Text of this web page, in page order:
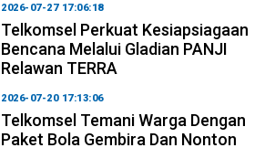
2026-07-27 17:06:18
Telkomsel Perkuat Kesiapsiagaan
Bencana Melalui Gladian PANJI
Relawan TERRA
2026-07-20 17:13:06
Telkomsel Temani Warga Dengan
Paket Bola Gembira Dan Nonton